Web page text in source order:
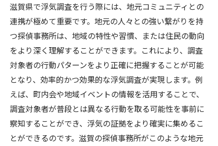
浮気調査成功のカギは探偵事務所の選択に
あり
滋賀で浮気調査を成功に導く探偵選びのヒ
ント
滋賀探偵事務所の浮気調査力を見極める方法
浮気調査力を測るための探偵選びのコツ
探偵事務所の調査力を知るための質問集
浮気調査力を見極めるための探偵選びの基
準
滋賀県で浮気調査を行う際には、地元コミュニティとの
連携が極めて重要です。地元の人々との強い繋がりを持
つ探偵事務所は、地域の特性や習慣、または住民の動向
をより深く理解することができます。これにより、調査
対象者の行動パターンをより正確に把握することが可能
となり、効率的かつ効果的な浮気調査が実現します。例
えば、町内会や地域イベントの情報を活用することで、
調査対象者が普段とは異なる行動を取る可能性を事前に
察知することができ、浮気の証拠をより確実に集めるこ
とができるのです。滋賀の探偵事務所がこのような地元